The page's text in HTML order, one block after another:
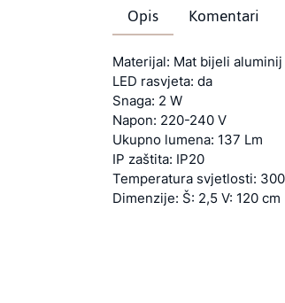
Opis Komentari
Materijal: Mat bijeli
LED rasvjeta: da
Snaga: 2 W
Napon: 220-240 V
Ukupno lumena: 137 Lm
IP zaštita: IP20
Temperatura svjetlosti:
Dimenzije: Š: 2,5 V: 120 cm